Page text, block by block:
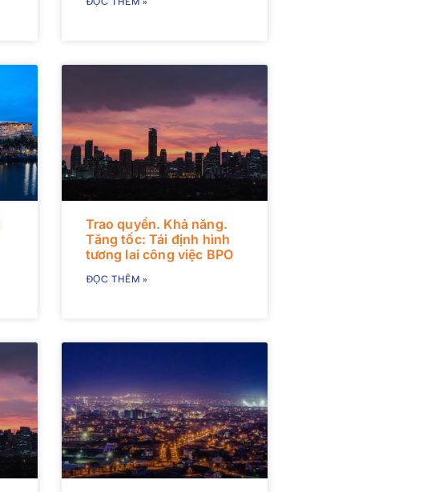
Trao quyền. Khả năng.
Tăng tốc: Tái định hình
tương lai công việc BPO
ĐỌC THÊM »